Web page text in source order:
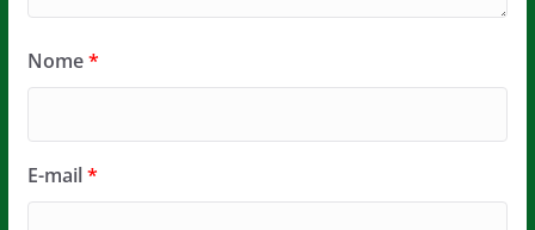
Nome*
E-mail*